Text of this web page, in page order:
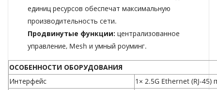
единиц ресурсов обеспечат максимальную
производительность сети.
Продвинутые функции: централизованное
управление, Mesh и умный роуминг.
ОСОБЕННОСТИ ОБОРУДОВАНИЯ
Интерфейс
1× 2.5G Ethernet (RJ-45)